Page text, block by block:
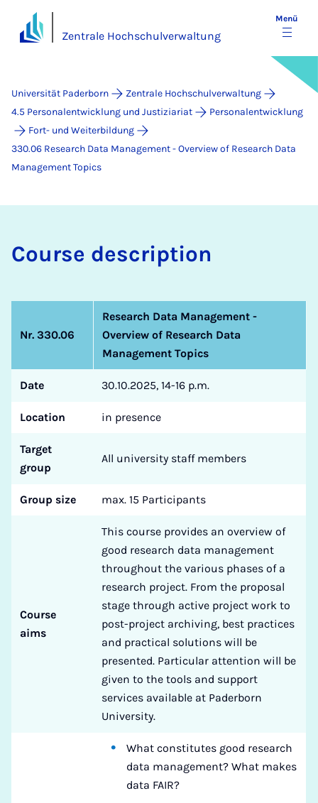
Zentrale Hochschulverwaltung
Menü
Universität Paderborn
Zentrale Hochschulverwaltung
4.5 Personalentwicklung und Justiziariat
Personalentwicklung
Fort- und Weiterbildung
330.06 Research Data Management - Overview of Research Data
Management Topics
Cour­se de­s­crip­ti­on
Nr. 330.06
Research Data Management -
Overview of Research Data
Management Topics
Date 30.10.2025, 14-16 p.m.
Location in presence
Target
group
All university staff members
Group size max. 15 Participants
Course
aims
This course provides an overview of
good research data management
throughout the various phases of a
research project. From the proposal
stage through active project work to
post-project archiving, best practices
and practical solutions will be
presented. Particular attention will be
given to the tools and support
services available at Paderborn
University.
What constitutes good research
data management? What makes
data FAIR?